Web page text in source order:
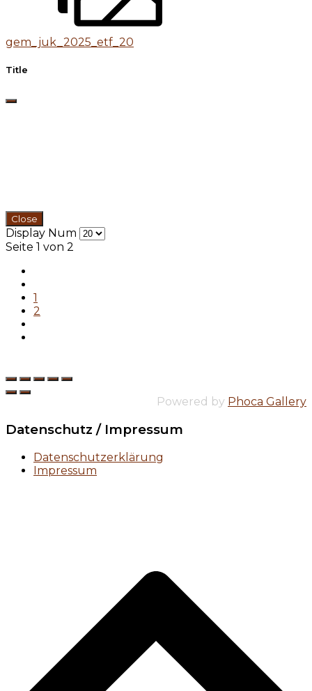
gem_juk_2025_etf_20
Title
Close
Display Num
Seite 1 von 2
1
2
Powered by Phoca Gallery
Datenschutz / Impressum
Datenschutzerklärung
Impressum